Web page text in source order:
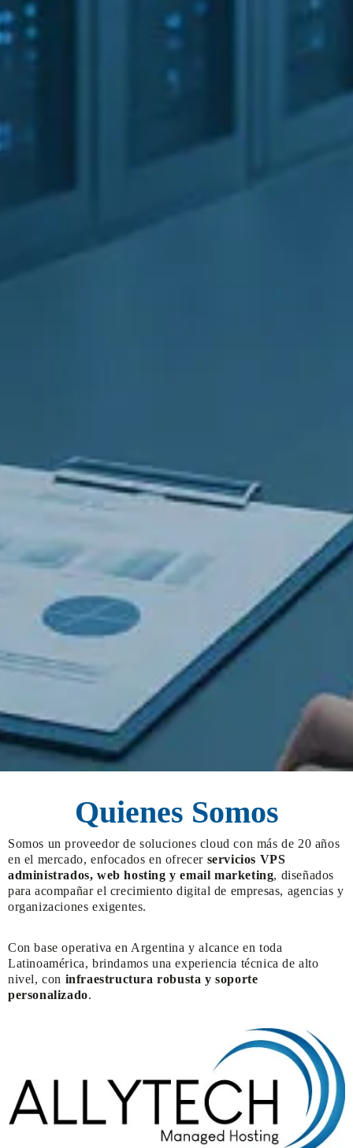
Quienes Somos
Somos un proveedor de soluciones cloud con más de 20 años
en el mercado, enfocados en ofrecer servicios VPS
administrados, web hosting y email marketing, diseñados
para acompañar el crecimiento digital de empresas, agencias y
organizaciones exigentes.
Con base operativa en Argentina y alcance en toda
Latinoamérica, brindamos una experiencia técnica de alto
nivel, con infraestructura robusta y soporte
personalizado.